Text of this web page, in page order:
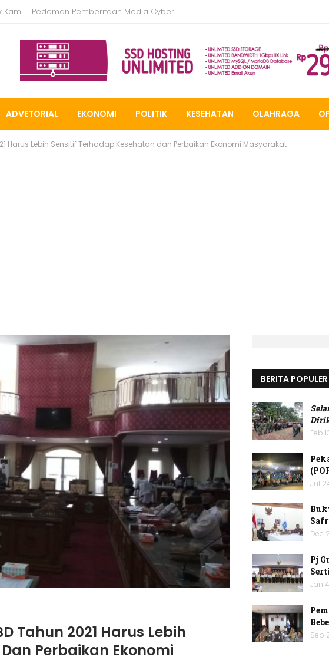
Kami Pedoman Pemberitaan Media Cyber
ADVETORIAL EKONOMI POLITIK KESEHATAN OLAHRAGA
Harus Lebih Sensitif Terhadap Kesehatan dan Perbaikan Ekonomi Masyarakat
Tahun 2021 Harus Lebih
Perbaikan Ekonomi
BERITA POPULER
Feb
Jul
Dec
Pj
Jan
Sep